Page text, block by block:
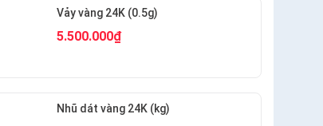
Vảy vàng 24K (0.5g)
5.500.000₫
Nhũ dát vàng 24K (kg)